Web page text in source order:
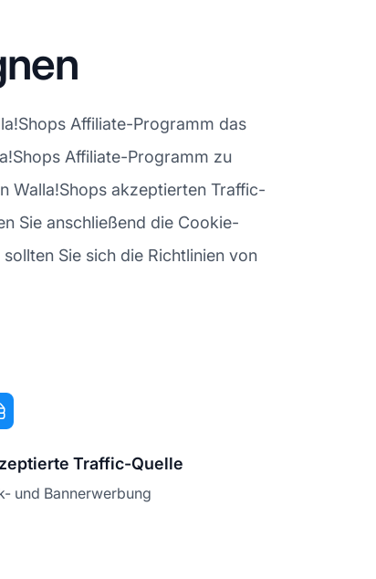
Affiliate-Programm das
Affiliate-Programm zu
Walla!Shops akzeptierten Traffic-
Sie anschließend die Cookie-
Sie sich die Richtlinien von
Traffic-Quelle
und Bannerwerbung